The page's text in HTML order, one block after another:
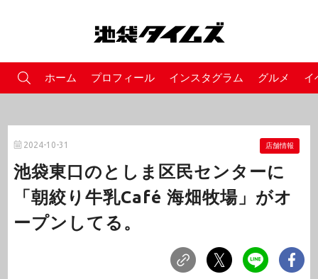
ホーム プロフィール インスタグラム グルメ イ
2024-10-31 店舗情報
池袋東口のとしま区民センターに
「朝絞り牛乳Café 海畑牧場」がオ
ープンしてる。